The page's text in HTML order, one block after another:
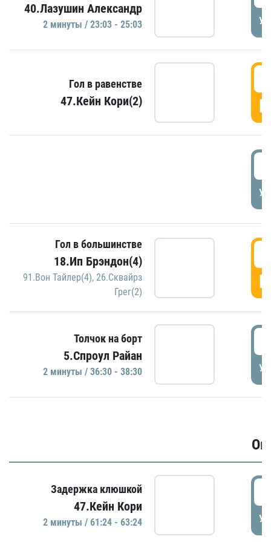
40.Лазушин Александр
2 минуты / 23:03 - 25:03
Гол в равенстве
47.Кейн Кори(2)
Гол в большинстве
18.Ип Брэндон(4)
91.Вон Тайлер(4), 26.Сквайрз
Грег(2)
Толчок на борт
5.Спроул Райан
2 минуты / 36:30 - 38:30
Задержка клюшкой
47.Кейн Кори
2 минуты / 61:24 - 63:24